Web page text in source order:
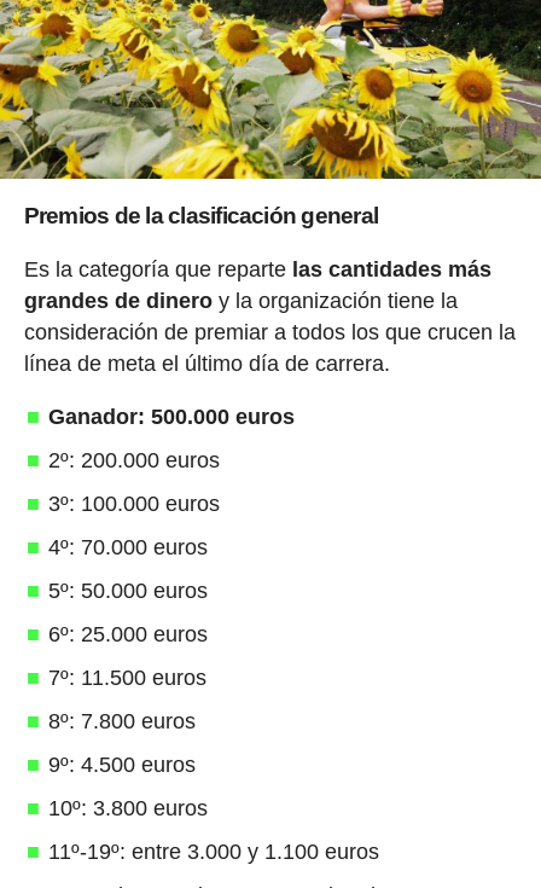
Premios de la clasificación general
Es la categoría que reparte las cantidades más
grandes de dineroy la organización tiene la
consideración de premiar a todos los que crucen la
línea de meta el último día de carrera.
Ganador: 500.000 euros
2º: 200.000 euros
3º: 100.000 euros
4º: 70.000 euros
5º: 50.000 euros
6º: 25.000 euros
7º: 11.500 euros
8º: 7.800 euros
9º: 4.500 euros
10º: 3.800 euros
11º-19º: entre 3.000 y 1.100 euros